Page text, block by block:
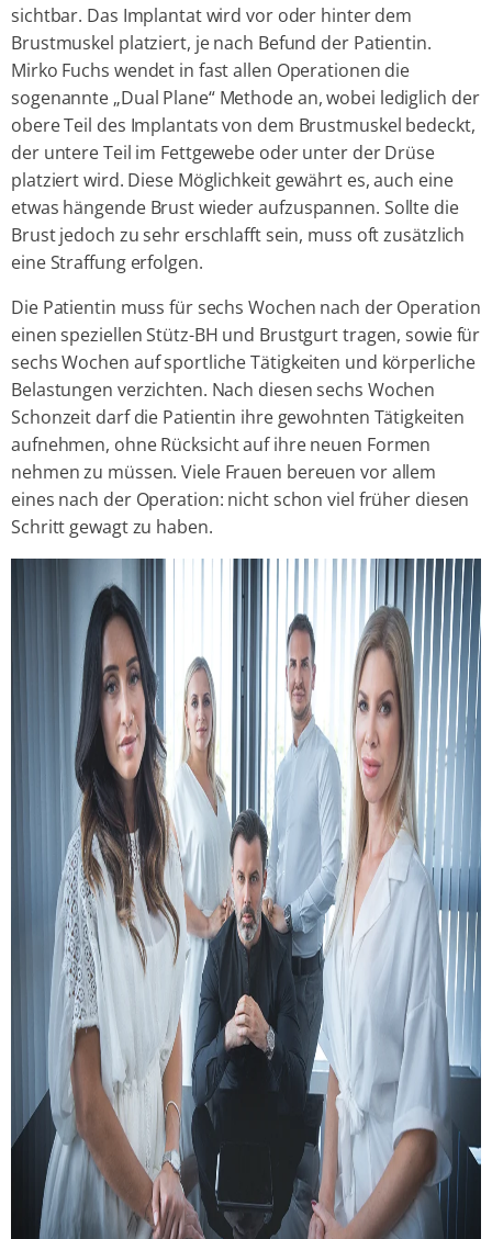
sichtbar. Das Implantat wird vor oder hinter dem
Brustmuskel platziert, je nach Befund der Patientin.
Mirko Fuchs wendet in fast allen Operationen die
sogenannte „Dual Plane“ Methode an, wobei lediglich der
obere Teil des Implantats von dem Brustmuskel bedeckt,
der untere Teil im Fettgewebe oder unter der Drüse
platziert wird. Diese Möglichkeit gewährt es, auch eine
etwas hängende Brust wieder aufzuspannen. Sollte die
Brust jedoch zu sehr erschlafft sein, muss oft zusätzlich
eine Straffung erfolgen.
Die Patientin muss für sechs Wochen nach der Operation
einen speziellen Stütz-BH und Brustgurt tragen, sowie für
sechs Wochen auf sportliche Tätigkeiten und körperliche
Belastungen verzichten. Nach diesen sechs Wochen
Schonzeit darf die Patientin ihre gewohnten Tätigkeiten
aufnehmen, ohne Rücksicht auf ihre neuen Formen
nehmen zu müssen. Viele Frauen bereuen vor allem
eines nach der Operation: nicht schon viel früher diesen
Schritt gewagt zu haben.